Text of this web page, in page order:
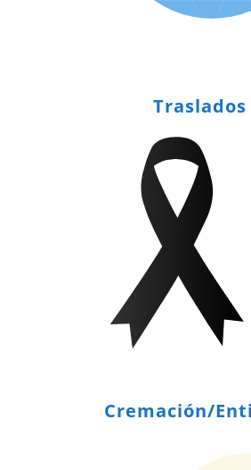
Traslados
Cremación/